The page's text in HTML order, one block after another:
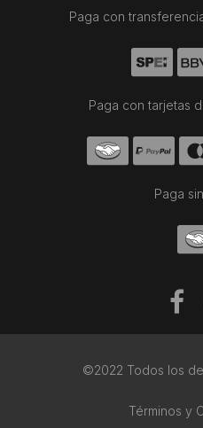
Paga con
Paga con tarjetas
Paga
©2022 Todos los
Términos y